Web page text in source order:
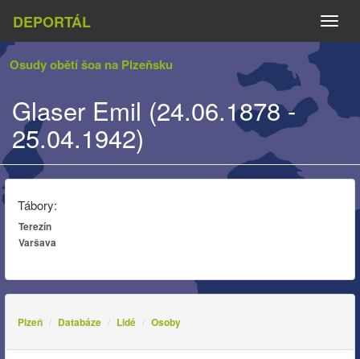
DEPORTÁL
Osudy obětí šoa na Plzeňsku
Glaser Emil (24.06.1878 -
25.04.1942)
Tábory:
Terezín
Varšava
Plzeň Databáze Lidé Osoby